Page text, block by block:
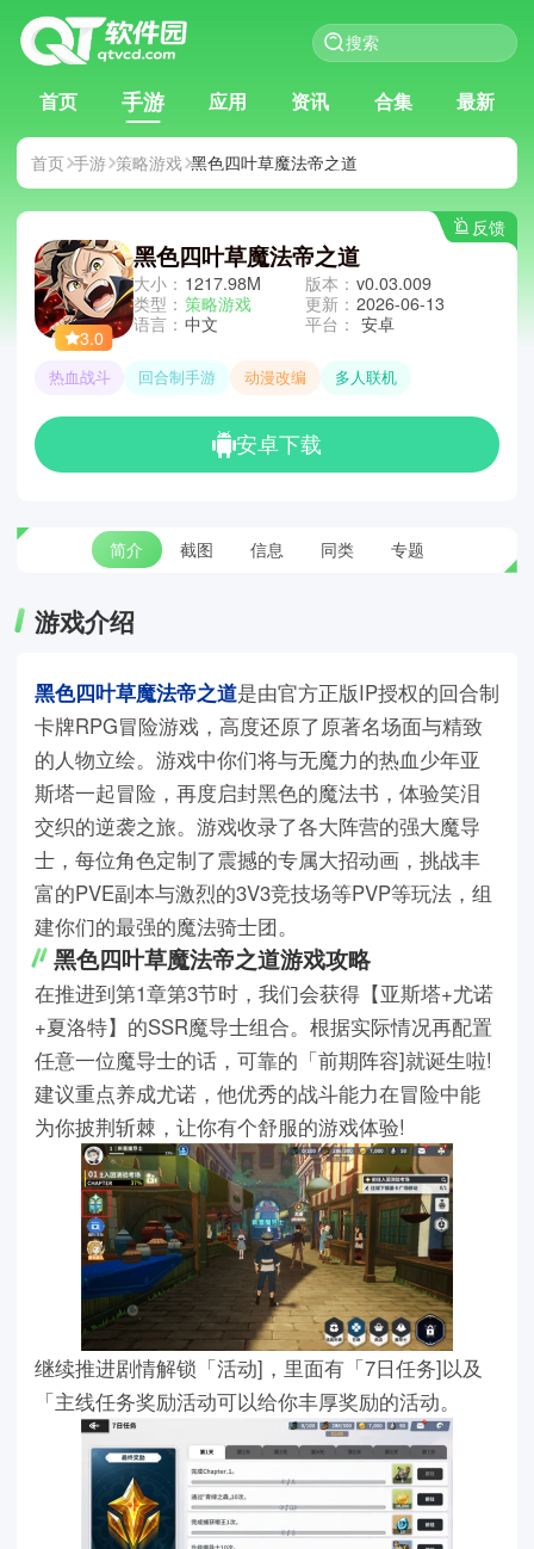
首页 手游 应用 资讯 合集 最新
首页 手游 策略游戏 黑色四叶草魔法帝之道
反馈
3.0
黑色四叶草魔法帝之道
大小： 1217.98M
类型： 策略游戏
语言： 中文
版本： v0.03.009
更新： 2026-06-13
平台： 安卓
热血战斗 回合制手游 动漫改编 多人联机
安卓下载
简介 截图 信息 同类 专题
游戏介绍
黑色四叶草魔法帝之道是由官方正版IP授权的回合制
卡牌RPG冒险游戏，高度还原了原著名场面与精致
的人物立绘。游戏中你们将与无魔力的热血少年亚
斯塔一起冒险，再度启封黑色的魔法书，体验笑泪
交织的逆袭之旅。游戏收录了各大阵营的强大魔导
士，每位角色定制了震撼的专属大招动画，挑战丰
富的PVE副本与激烈的3V3竞技场等PVP等玩法，组
建你们的最强的魔法骑士团。
黑色四叶草魔法帝之道游戏攻略
在推进到第1章第3节时，我们会获得【亚斯塔+尤诺
+夏洛特】的SSR魔导士组合。根据实际情况再配置
任意一位魔导士的话，可靠的「前期阵容]就诞生啦!
建议重点养成尤诺，他优秀的战斗能力在冒险中能
为你披荆斩棘，让你有个舒服的游戏体验!
继续推进剧情解锁「活动]，里面有「7日任务]以及
「主线任务奖励活动可以给你丰厚奖励的活动。